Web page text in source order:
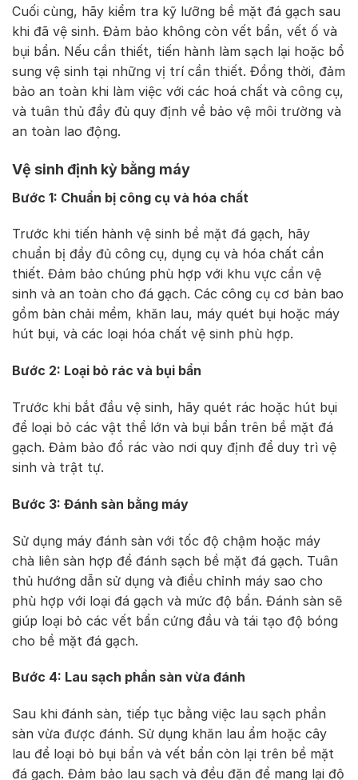
Cuối cùng, hãy kiểm tra kỹ lưỡng bề mặt đá gạch sau
khi đã vệ sinh. Đảm bảo không còn vết bẩn, vết ố và
bụi bẩn. Nếu cần thiết, tiến hành làm sạch lại hoặc bổ
sung vệ sinh tại những vị trí cần thiết. Đồng thời, đảm
bảo an toàn khi làm việc với các hoá chất và công cụ,
và tuân thủ đầy đủ quy định về bảo vệ môi trường và
an toàn lao động.
Vệ sinh định kỳ bằng máy
Bước 1: Chuẩn bị công cụ và hóa chất
Trước khi tiến hành vệ sinh bề mặt đá gạch, hãy
chuẩn bị đầy đủ công cụ, dụng cụ và hóa chất cần
thiết. Đảm bảo chúng phù hợp với khu vực cần vệ
sinh và an toàn cho đá gạch. Các công cụ cơ bản bao
gồm bàn chải mềm, khăn lau, máy quét bụi hoặc máy
hút bụi, và các loại hóa chất vệ sinh phù hợp.
Bước 2: Loại bỏ rác và bụi bẩn
Trước khi bắt đầu vệ sinh, hãy quét rác hoặc hút bụi
để loại bỏ các vật thể lớn và bụi bẩn trên bề mặt đá
gạch. Đảm bảo đổ rác vào nơi quy định để duy trì vệ
sinh và trật tự.
Bước 3: Đánh sàn bằng máy
Sử dụng máy đánh sàn với tốc độ chậm hoặc máy
chà liên sàn hợp để đánh sạch bề mặt đá gạch. Tuân
thủ hướng dẫn sử dụng và điều chỉnh máy sao cho
phù hợp với loại đá gạch và mức độ bẩn. Đánh sàn sẽ
giúp loại bỏ các vết bẩn cứng đầu và tái tạo độ bóng
cho bề mặt đá gạch.
Bước 4: Lau sạch phần sàn vừa đánh
Sau khi đánh sàn, tiếp tục bằng việc lau sạch phần
sàn vừa được đánh. Sử dụng khăn lau ẩm hoặc cây
lau để loại bỏ bụi bẩn và vết bẩn còn lại trên bề mặt
đá gạch. Đảm bảo lau sạch và đều đặn để mang lại độ